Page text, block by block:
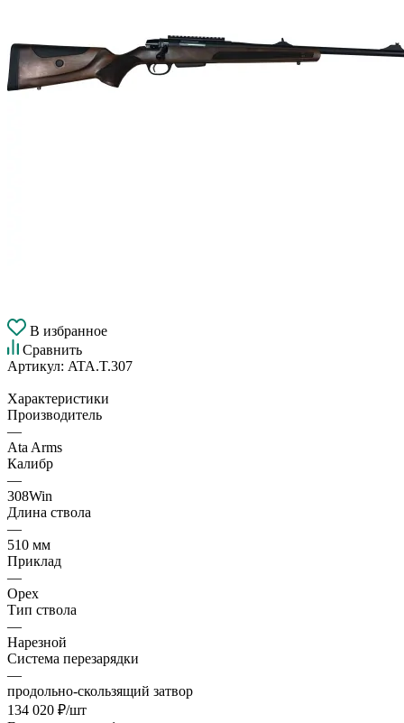
В избранное
Сравнить
Артикул: ATA.T.307
Характеристики
Производитель
—
Ata Arms
Калибр
—
308Win
Длина ствола
—
510 мм
Приклад
—
Орех
Тип ствола
—
Нарезной
Система перезарядки
—
продольно-скользящий затвор
134 020 ₽/шт